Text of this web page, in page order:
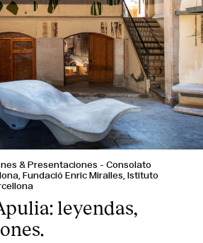
& Presentaciones - Consolato
Fundació Enric Miralles, Istituto
leyendas,